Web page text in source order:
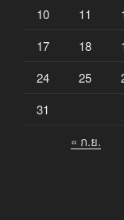
10
11
17
18
24
25
31
« ก.ย.